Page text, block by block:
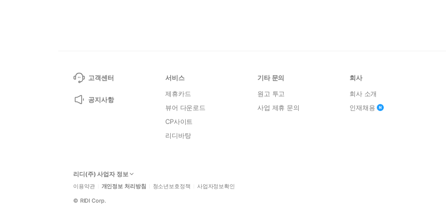
고객센터
공지사항
서비스
제휴카드
뷰어 다운로드
CP사이트
리디바탕
기타 문의
원고 투고
사업 제휴 문의
회사
회사 소개
인재채용
리디(주) 사업자 정보
이용약관 개인정보 처리방침 청소년보호정책 사업자정보확인
© RIDI Corp.